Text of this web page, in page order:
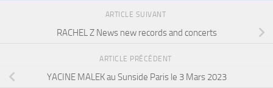
ARTICLE SUIVANT
RACHEL Z News new records and concerts
ARTICLE PRÉCÉDENT
YACINE MALEK au Sunside Paris le 3 Mars 2023